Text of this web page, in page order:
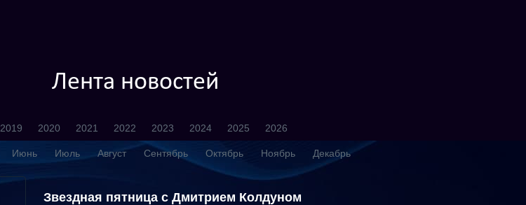
Лента новостей
2019 2020 2021 2022 2023 2024 2025 2026
Июнь Июль Август Сентябрь Октябрь Ноябрь Декабрь
Звездная пятница с Дмитрием Колдуном